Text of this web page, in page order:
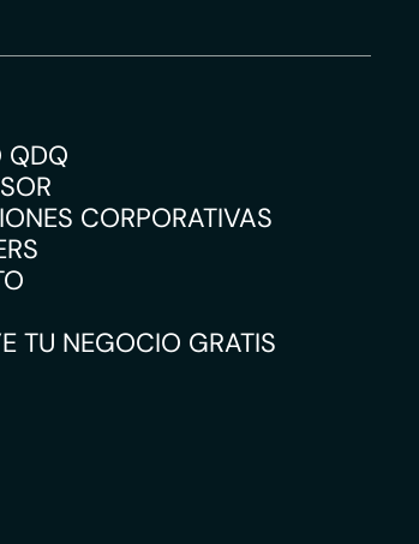
QDQ
CORPORATIVAS
TU NEGOCIO GRATIS